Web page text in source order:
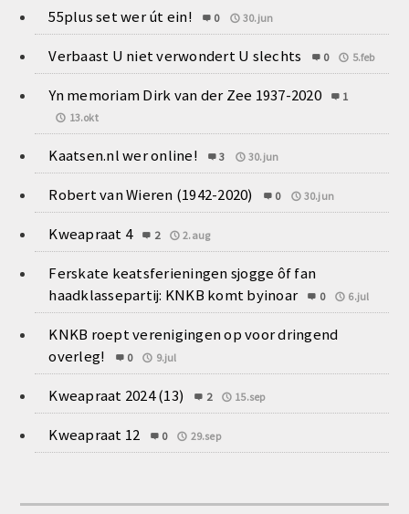
55plus set wer út ein! 0 30.jun
Verbaast U niet verwondert U slechts 0 5.feb
Yn memoriam Dirk van der Zee 1937-2020
1
13.okt
Kaatsen.nl wer online! 3 30.jun
Robert van Wieren (1942-2020) 0 30.jun
Kweapraat 4 2 2.aug
Ferskate keatsferieningen sjogge ôf fan
haadklassepartij: KNKB komt byinoar
0 6.jul
KNKB roept verenigingen op voor dringend
overleg!
0 9.jul
Kweapraat 2024 (13) 2 15.sep
Kweapraat 12 0 29.sep